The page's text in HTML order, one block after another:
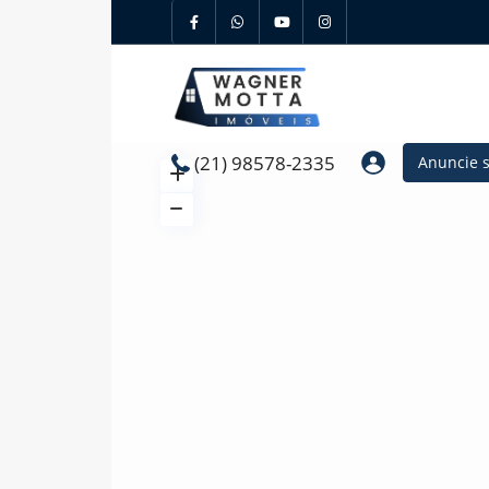
(21) 98578-2335 Anuncie